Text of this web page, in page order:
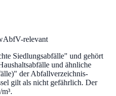
relevant
Siedlungsabfälle" und gehört
und ähnliche
" der Abfallverzeichnis-
gilt als nicht gefährlich. Der